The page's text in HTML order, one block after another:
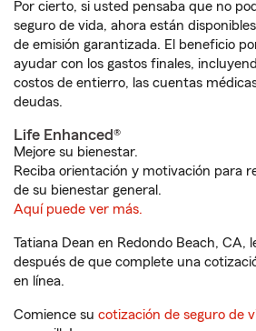
Por cierto, si usted pensaba que no
seguro de vida, ahora están
de emisión garantizada. El beneficio
ayudar con los gastos finales,
costos de entierro, las cuentas
deudas.
Life Enhanced®
Mejore su bienestar.
Reciba orientación y motivación para
de su bienestar general.
Aquí puede ver más.
Tatiana Dean en Redondo Beach, CA,
después de que complete una
en línea.
Comience su cotización de seguro de